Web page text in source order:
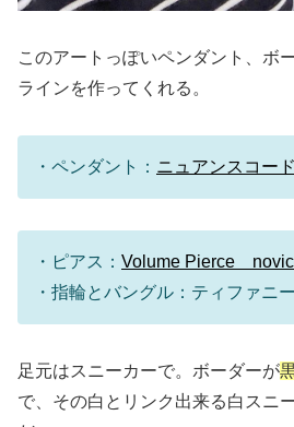
このアートっぽいペンダント、ボ
ラインを作ってくれる。
・ペンダント： ニュアンスコー
・ピアス： Volume Pierce
・指輪とバングル：ティファニー
足元はスニーカーで。ボーダーが
で、その白とリンク出来る白スニ